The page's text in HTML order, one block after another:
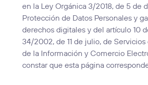
en la Ley Orgánica 3/2018, de 5 de
Protección de Datos Personales y
derechos digitales y del artículo 10
34/2002, de 11 de julio, de Servicios
de la Información y Comercio
constar que esta página